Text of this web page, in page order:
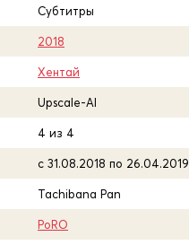
Субтитры
2018
Хентай
Upscale-AI
4 из 4
с 31.08.2018 по 26.04.2019
Tachibana Pan
PoRO